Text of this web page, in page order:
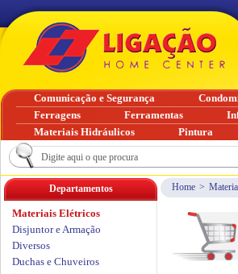
Home >
Departamentos
Materiais Elétricos
Disjuntor e Armação
Diversos
Duchas e Chuveiros
Comunicação e Segurança
Ferragens
Ferramentas
Materiais Hidráulicos
Pintura